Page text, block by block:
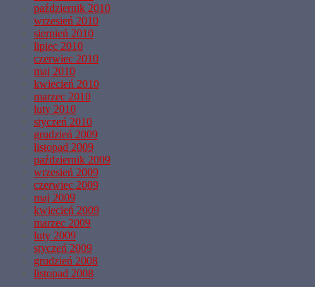
październik 2010
wrzesień 2010
sierpień 2010
lipiec 2010
czerwiec 2010
maj 2010
kwiecień 2010
marzec 2010
luty 2010
styczeń 2010
grudzień 2009
listopad 2009
październik 2009
wrzesień 2009
czerwiec 2009
maj 2009
kwiecień 2009
marzec 2009
luty 2009
styczeń 2009
grudzień 2008
listopad 2008